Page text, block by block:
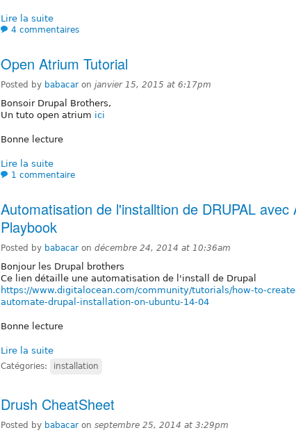
Lire la suite
4 commentaires
Open Atrium Tutorial
Posted by babacar on janvier 15, 2015 at 6:17pm
Bonsoir Drupal Brothers,
Un tuto open atrium ici
Bonne lecture
Lire la suite
1 commentaire
Automatisation de l'installtion de DRUPAL avec
Playbook
Posted by babacar on décembre 24, 2014 at 10:36am
Bonjour les Drupal brothers
Ce lien détaille une automatisation de l'install de Drupal
https://www.digitalocean.com/community/tutorials/how-to-
automate-drupal-installation-on-ubuntu-14-04
Bonne lecture
Lire la suite
Catégories: installation
Drush CheatSheet
Posted by babacar on septembre 25, 2014 at 3:29pm